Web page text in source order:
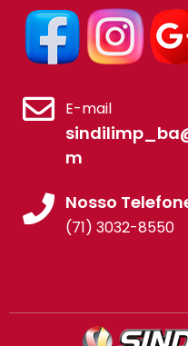
E-mail
m
Nosso
(71) 3032-8550